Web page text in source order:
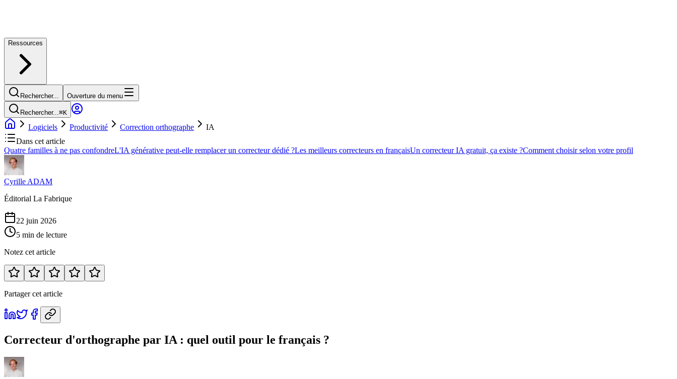
Ressources
Rechercher... Ouverture du menu
Rechercher...⌘K
Logiciels Productivité Correction orthographe
IA
Dans cet article
Quatre familles à ne pas confondreL'IA générative peut-elle remplacer un correcteur dédié ?Les meilleurs correcteurs en françaisUn correcteur IA gratuit, ça existe ?Comment choisir selon votre profil
Cyrille ADAM
Éditorial La Fabrique
22 juin 2026
5 min de lecture
Notez cet article
Partager cet article
Correcteur d'orthographe par IA : quel outil pour le français ?